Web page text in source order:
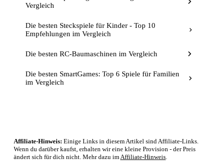
Vergleich
Die besten Steckspiele für Kinder - Top 10
Empfehlungen im Vergleich
Die besten RC-Baumaschinen im Vergleich
Die besten SmartGames: Top 6 Spiele für Familien
im Vergleich
Affiliate-Hinweis: Einige Links in diesem Artikel sind Affiliate-Links.
Wenn du darüber kaufst, erhalten wir eine kleine Provision - der Preis
ändert sich für dich nicht. Mehr dazu im Affiliate-Hinweis